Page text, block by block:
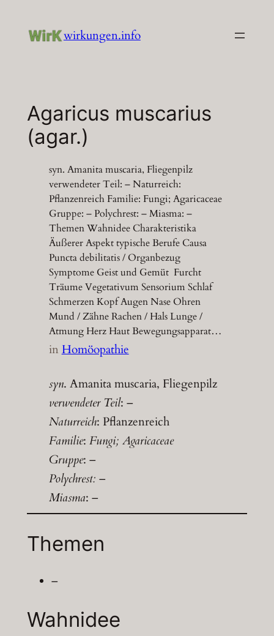
Inhalt
wirkungen.info
Agaricus muscarius
(agar.)
syn. Amanita muscaria, Fliegenpilz
verwendeter Teil: – Naturreich:
Pflanzenreich Familie: Fungi; Agaricaceae
Gruppe: – Polychrest: – Miasma: –
Themen Wahnidee Charakteristika
Äußerer Aspekt typische Berufe Causa
Puncta debilitatis / Organbezug
Symptome Geist und Gemüt Furcht
Träume Vegetativum Sensorium Schlaf
Schmerzen Kopf Augen Nase Ohren
Mund / Zähne Rachen / Hals Lunge /
Atmung Herz Haut Bewegungsapparat…
inHomöopathie
syn. Amanita muscaria, Fliegenpilz
verwendeter Teil: –
Naturreich: Pflanzenreich
Familie: Fungi; Agaricaceae
Gruppe: –
Polychrest: –
Miasma: –
Themen
–
Wahnidee